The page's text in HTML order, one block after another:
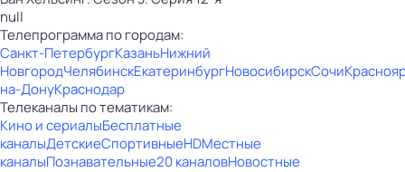
null
Телепрограмма по городам:
Санкт-ПетербургКазаньНижний
НовгородЧелябинскЕкатеринбургНовосибирскСочи
на-ДонуКраснодар
Телеканалы по тематикам:
Кино и сериалыБесплатные
каналыДетскиеСпортивныеHDМестные
каналыПознавательные20 каналовНовостные